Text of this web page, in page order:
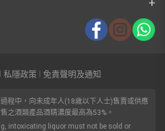
私隱政策 免責聲明及通知
程中，向未成年人(18歲以下人士)售賣或供應
之酒類產品酒精濃度最高為53%。
intoxicating liquor must not be sold or